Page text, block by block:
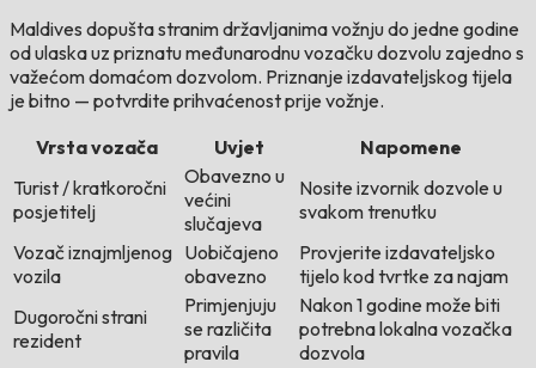
Maldives dopušta stranim državljanima vožnju do jedne godine
od ulaska uz priznatu međunarodnu vozačku dozvolu zajedno s
važećom domaćom dozvolom. Priznanje izdavateljskog tijela
je bitno — potvrdite prihvaćenost prije vožnje.
Vrsta vozača
Uvjet
Napomene
Turist / kratkoročni
posjetitelj
Obavezno u
većini
slučajeva
Nosite izvornik dozvole u
svakom trenutku
Vozač iznajmljenog
vozila
Uobičajeno
obavezno
Provjerite izdavateljsko
tijelo kod tvrtke za najam
Dugoročni strani
rezident
Primjenjuju
se različita
pravila
Nakon 1 godine može biti
potrebna lokalna vozačka
dozvola